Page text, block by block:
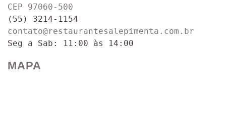
CEP 97060-500
(55) 3214-1154
contato@restaurantesalepimenta.com.br
Seg a Sab: 11:00 às 14:00
MAPA